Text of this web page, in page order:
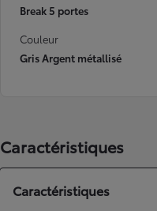
Break 5 portes
Couleur
Gris Argent métallisé
Caractéristiques
Caractéristiques